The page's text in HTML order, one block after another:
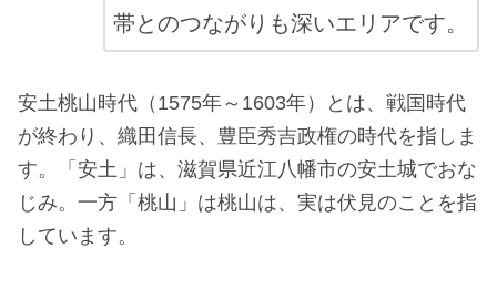
帯とのつながりも深いエリアです。
安土桃山時代（1575年～1603年）とは、戦国時代
が終わり、織田信長、豊臣秀吉政権の時代を指しま
す。「安土」は、滋賀県近江八幡市の安土城でおな
じみ。一方「桃山」は桃山は、実は伏見のことを指
しています。